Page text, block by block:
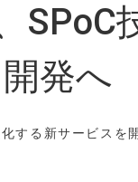
SPoC
発へ
する新サービスを